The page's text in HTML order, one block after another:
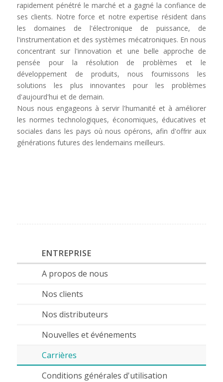
rapidement pénétré le marché et a gagné la confiance de
ses clients. Notre force et notre expertise résident dans
les domaines de l'électronique de puissance, de
l'instrumentation et des systèmes mécatroniques. En nous
concentrant sur l'innovation et une belle approche de
pensée pour la résolution de problèmes et le
développement de produits, nous fournissons les
solutions les plus innovantes pour les problèmes
d'aujourd'hui et de demain.
Nous nous engageons à servir l'humanité et à améliorer
les normes technologiques, économiques, éducatives et
sociales dans les pays où nous opérons, afin d'offrir aux
générations futures des lendemains meilleurs.
ENTREPRISE
A propos de nous
Nos clients
Nos distributeurs
Nouvelles et événements
Carrières
Conditions générales d'utilisation